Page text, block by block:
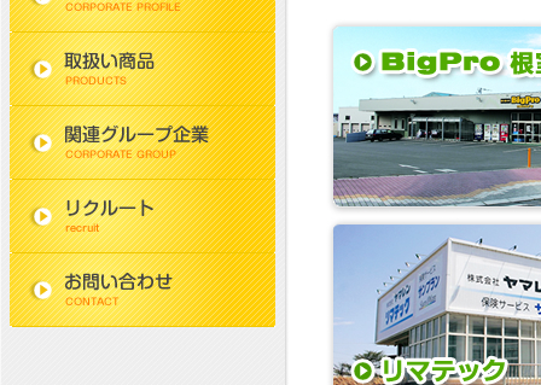
その他取扱い商品
リクルート